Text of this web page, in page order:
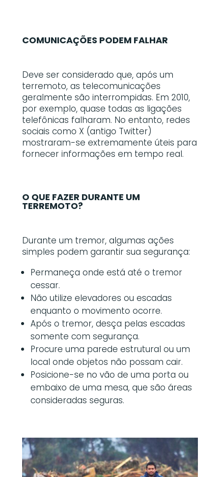
COMUNICAÇÕES PODEM FALHAR
Deve ser considerado que, após um
terremoto, as telecomunicações
geralmente são interrompidas. Em 2010,
por exemplo, quase todas as ligações
telefônicas falharam. No entanto, redes
sociais como X (antigo Twitter)
mostraram-se extremamente úteis para
fornecer informações em tempo real.
O QUE FAZER DURANTE UM
TERREMOTO?
Durante um tremor, algumas ações
simples podem garantir sua segurança:
Permaneça onde está até o tremor
cessar.
Não utilize elevadores ou escadas
enquanto o movimento ocorre.
Após o tremor, desça pelas escadas
somente com segurança.
Procure uma parede estrutural ou um
local onde objetos não possam cair.
Posicione-se no vão de uma porta ou
embaixo de uma mesa, que são áreas
consideradas seguras.